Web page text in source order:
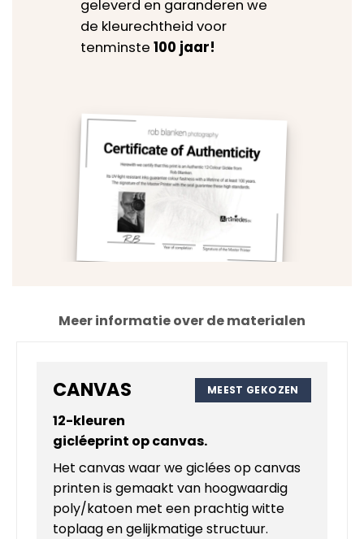
geleverd en garanderen we
de kleurechtheid voor
tenminste 100 jaar!
Meer informatie over de materialen
MEEST GEKOZEN
CANVAS
12-kleuren
gicléeprint opcanvas.
Het canvas waar we giclées op canvas
printen is gemaakt van hoogwaardig
poly/katoen met een prachtig witte
toplaag en gelijkmatige structuur.